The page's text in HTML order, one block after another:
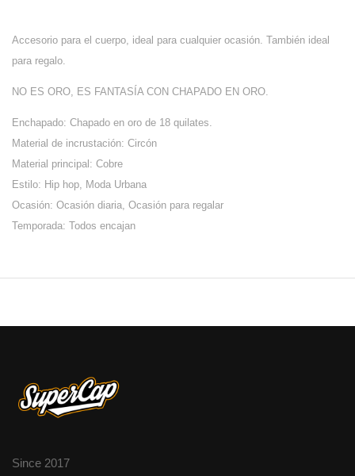
Accesorio para el cuerpo, ideal para cualquier ocasión. También ideal
para regalo.
NO ES ORO, ES FANTASÍA CON CHAPADO EN ORO.
Enchapado: Chapado en oro de 18 quilates.
Material de incrustación: Circón
Material principal: Cobre
Estilo: Hip hop, Moda Urbana
Ocasión: Ocasión diaria, Ocasión para regalar
Temporada: Todos encajan
Since 2017